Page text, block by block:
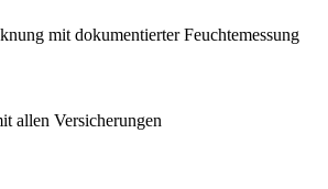
mit dokumentierter Feuchtemessung
allen Versicherungen